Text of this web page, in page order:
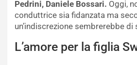
Pedrini, Daniele Bossari. Oggi,
conduttrice sia fidanzata ma
un’indiscrezione sembrerebbe di
L’amore per la figlia